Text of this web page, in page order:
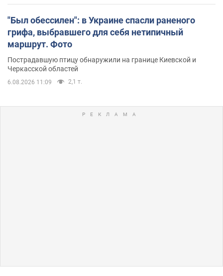
"Был обессилен": в Украине спасли раненого
грифа, выбравшего для себя нетипичный
маршрут. Фото
Пострадавшую птицу обнаружили на границе Киевской и
Черкасской областей
6.08.2026 11:09 2,1 т.